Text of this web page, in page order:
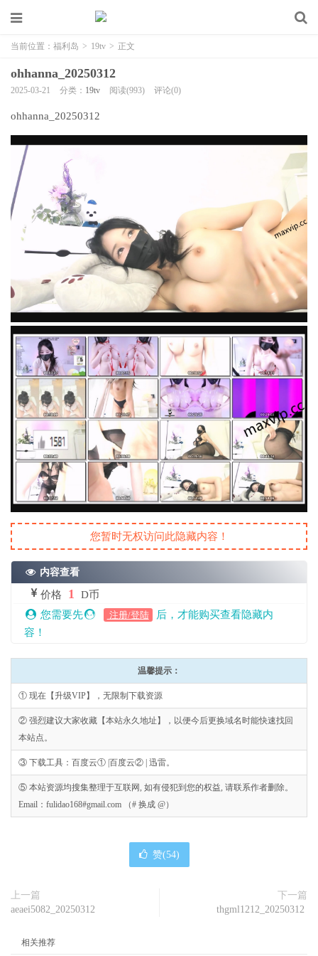
当前位置： 福利岛 > 19tv > 正文
ohhanna_20250312
2025-03-21 分类： 19tv 阅读(993) 评论(0)
ohhanna_20250312
您暂时无权访问此隐藏内容！
内容查看
价格 1
D币
您需要先
注册/登陆
后，才能购买查看隐藏内
容！
温馨提示：
① 现在【升级VIP】，无限制下载资源
② 强烈建议大家收藏【本站永久地址】，以便今后更换域名时能快速找回
本站点。
③ 下载工具：百度云① |百度云② | 迅雷。
⑤ 本站资源均搜集整理于互联网, 如有侵犯到您的权益, 请联系作者删除。
Email：fulidao168#gmail.com （# 换成 @）
赞(54)
上一篇
aeaei5082_20250312
下一篇
thgml1212_20250312
相关推荐